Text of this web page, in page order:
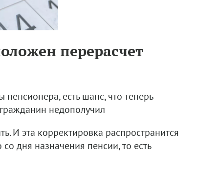
перерасчет
есть шанс, что теперь
недополучил
И эта корректировка распространится
дня назначения пенсии, то есть